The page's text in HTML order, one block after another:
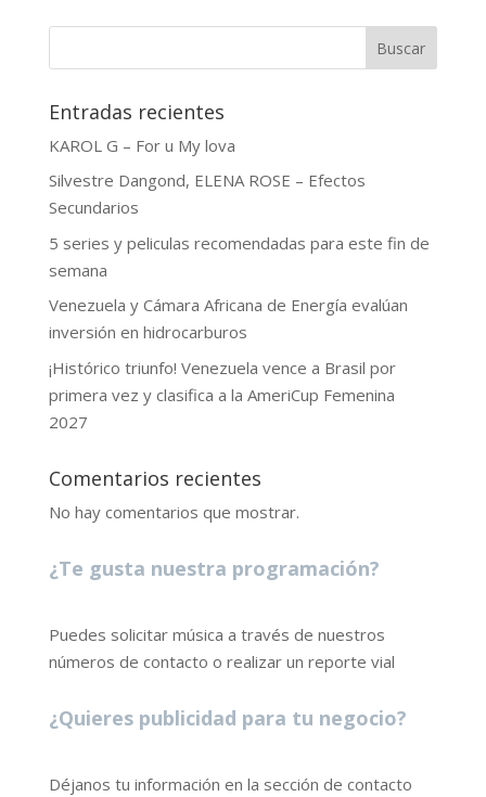
Buscar
Entradas recientes
KAROL G – For u My lova
Silvestre Dangond, ELENA ROSE – Efectos
Secundarios
5 series y peliculas recomendadas para este fin de
semana
Venezuela y Cámara Africana de Energía evalúan
inversión en hidrocarburos
¡Histórico triunfo! Venezuela vence a Brasil por
primera vez y clasifica a la AmeriCup Femenina
2027
Comentarios recientes
No hay comentarios que mostrar.
¿Te gusta nuestra programación?
Puedes solicitar música a través de nuestros
números de contacto o realizar un reporte vial
¿Quieres publicidad para tu negocio?
Déjanos tu información en la sección de contacto